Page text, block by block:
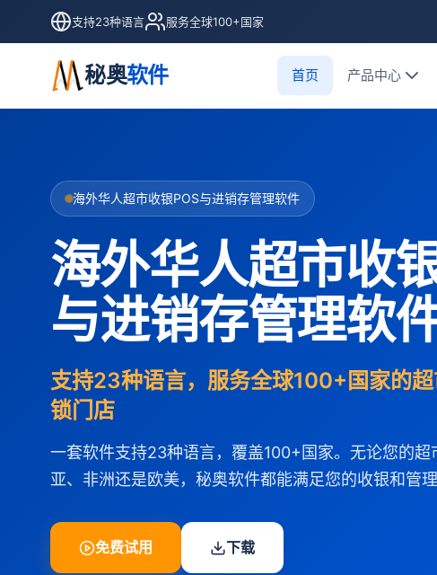
支持23种语言 服务全球100+国家
秘奥软件 首页 产品中心
海外华人超市收银POS与进销存管理软件
海外华人超市收
与进销存管理软
支持23种语言，服务全球100+国家的
锁门店
一套软件支持23种语言，覆盖100+国家。无论您的超
亚、非洲还是欧美，秘奥软件都能满足您的收银和管理
免费试用 下载